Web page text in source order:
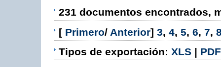
231 documentos encontrados,
[ Primero/ Anterior] 3, 4, 5, 6, 7,
Tipos de exportación: XLS | PDF